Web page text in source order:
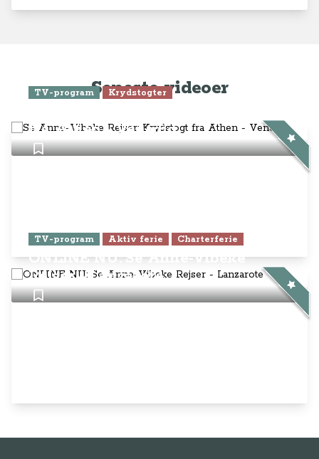
Seneste videoer
TV-program Krydstogter
fra Athen - Venedig
TV-program Aktiv ferie Charterferie
ONLINE NU: Se Anne-Vibeke
Rejser - Lanzarote